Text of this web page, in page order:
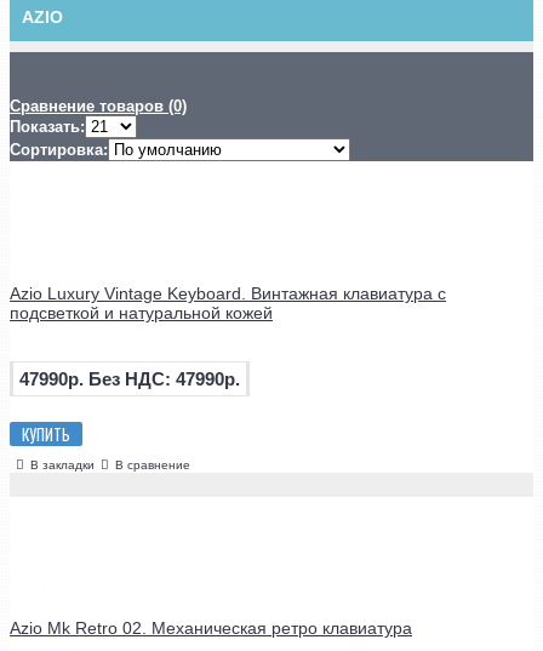
AZIO
Сравнение товаров (0)
Показать:
Сортировка:
Azio Luxury Vintage Keyboard. Винтажная клавиатура с
подсветкой и натуральной кожей
47990р. Без НДС: 47990р.
КУПИТЬ
В закладки В сравнение
Azio Mk Retro 02. Механическая ретро клавиатура